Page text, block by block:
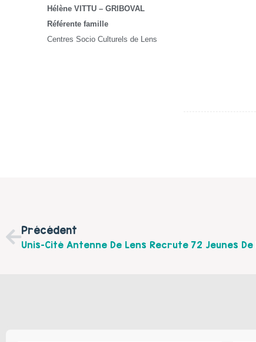
Hélène VITTU – GRIBOVAL
Référente famille
Centres Socio Culturels de Lens
Précédent